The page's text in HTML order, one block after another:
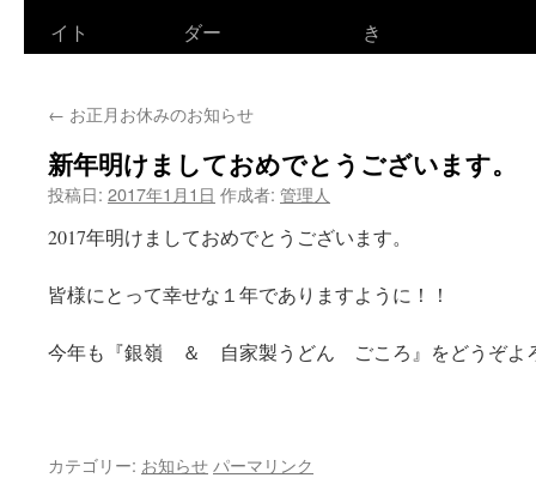
ン
ツ
へ
キ
ッ
イト
ダー
き
← お正月お休みのお知らせ
新年明けましておめでとうございます。
投稿日: 2017年1月1日 作成者: 管理人
2017年明けましておめでとうございます。
皆様にとって幸せな１年でありますように！！
今年も『銀嶺 ＆ 自家製うどん ごころ』をどうぞよ
カテゴリー: お知らせ パーマリンク